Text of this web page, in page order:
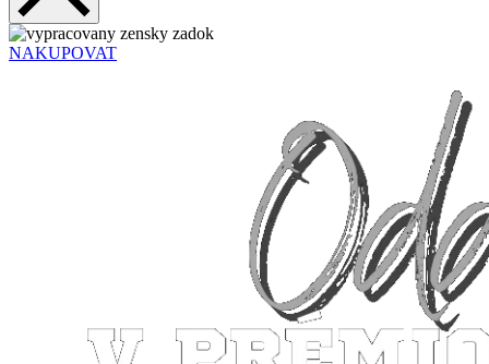
NAKUPOVAT